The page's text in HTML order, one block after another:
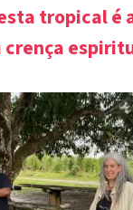
tropical é
crença